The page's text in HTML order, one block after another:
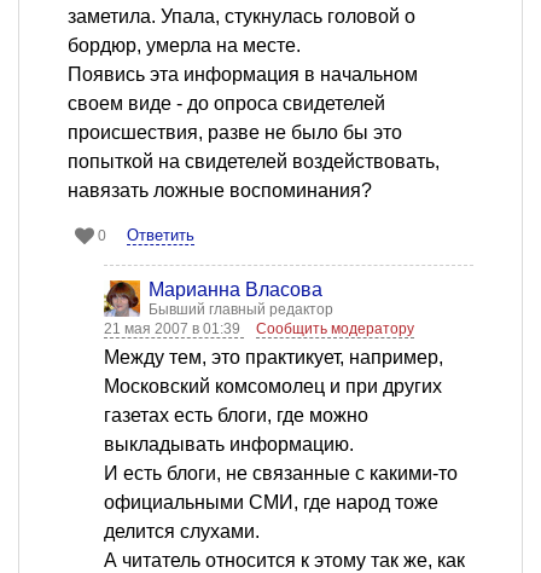
заметила. Упала, стукнулась головой о
бордюр, умерла на месте.
Появись эта информация в начальном
своем виде - до опроса свидетелей
происшествия, разве не было бы это
попыткой на свидетелей воздействовать,
навязать ложные воспоминания?
0 Ответить
Марианна Власова
Бывший главный редактор
21 мая 2007 в 01:39
Сообщить модератору
Между тем, это практикует, например,
Московский комсомолец и при других
газетах есть блоги, где можно
выкладывать информацию.
И есть блоги, не связанные с какими-то
официальными СМИ, где народ тоже
делится слухами.
А читатель относится к этому так же, как